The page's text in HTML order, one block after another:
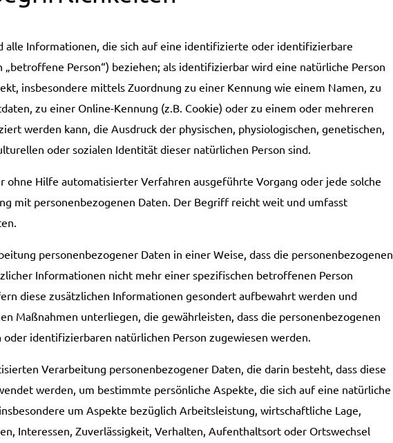
alle Informationen, die sich auf eine identifizierte oder identifizierbare
„betroffene Person“) beziehen; als identifizierbar wird eine natürliche Person
insbesondere mittels Zuordnung zu einer Kennung wie einem Namen, zu
zu einer Online-Kennung (z.B. Cookie) oder zu einem oder mehreren
werden kann, die Ausdruck der physischen, physiologischen, genetischen,
oder sozialen Identität dieser natürlichen Person sind.
ohne Hilfe automatisierter Verfahren ausgeführte Vorgang oder jede solche
mit personenbezogenen Daten. Der Begriff reicht weit und umfasst
personenbezogener Daten in einer Weise, dass die personenbezogenen
Informationen nicht mehr einer spezifischen betroffenen Person
diese zusätzlichen Informationen gesondert aufbewahrt werden und
Maßnahmen unterliegen, die gewährleisten, dass die personenbezogenen
identifizierbaren natürlichen Person zugewiesen werden.
Verarbeitung personenbezogener Daten, die darin besteht, dass diese
werden, um bestimmte persönliche Aspekte, die sich auf eine natürliche
um Aspekte bezüglich Arbeitsleistung, wirtschaftliche Lage,
Interessen, Zuverlässigkeit, Verhalten, Aufenthaltsort oder Ortswechsel